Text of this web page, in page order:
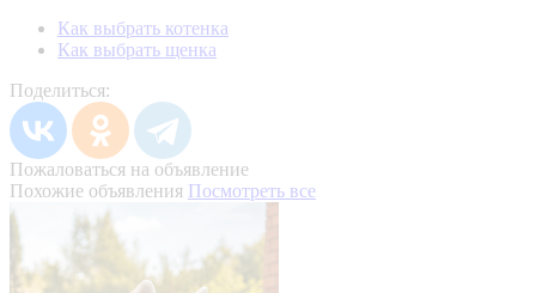
Как выбрать котенка
Как выбрать щенка
Поделиться:
Пожаловаться на объявление
Похожие объявления Посмотреть все